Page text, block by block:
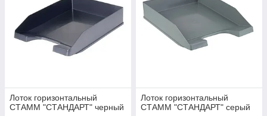
Лоток горизонтальный
СТАММ "СТАНДАРТ" черный
Лоток горизонтальный
СТАММ "СТАНДАРТ" серый